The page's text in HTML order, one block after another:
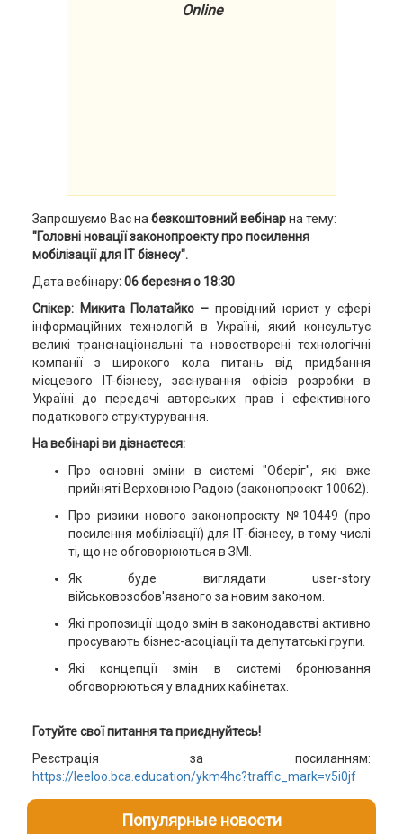
Online
Запрошуємо Вас на безкоштовний вебінарна тему:
"Головні новації законопроекту про посилення
мобілізації для ІТ бізнесу".
Дата вебінару: 06 березня о 18:30
Спікер: Микита Полатайко – провідний юрист у сфері
інформаційних технологій в Україні, який консультує
великі транснаціональні та новостворені технологічні
компанії з широкого кола питань від придбання
місцевого IT-бізнесу, заснування офісів розробки в
Україні до передачі авторських прав і ефективного
податкового структурування.
На вебінарі ви дізнаєтеся:
Про основні зміни в системі "Оберіг", які вже
прийняті Верховною Радою (законопроєкт 10062).
Про ризики нового законопроєкту №10449 (про
посилення мобілізації) для ІТ-бізнесу, в тому числі
ті, що не обговорюються в ЗМІ.
Як буде виглядати user-story
військовозобов'язаного за новим законом.
Які пропозиції щодо змін в законодавстві активно
просувають бізнес-асоціації та депутатські групи.
Які концепції змін в системі бронювання
обговорюються у владних кабінетах.
Готуйте свої питання та приєднуйтесь!
Реєстрація за посиланням:
https://leeloo.bca.education/ykm4hc?traffic_mark=v5i0jf
Популярные новости